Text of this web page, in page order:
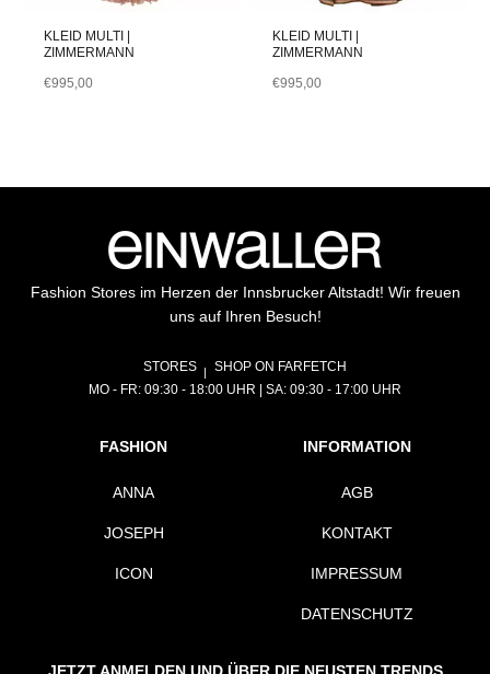
KLEID MULTI |
ZIMMERMANN
€995,00
KLEID MULTI |
ZIMMERMANN
€995,00
Fashion Stores im Herzen der Innsbrucker Altstadt! Wir freuen
uns auf Ihren Besuch!
STORES
SHOP ON FARFETCH
MO - FR: 09:30 - 18:00 UHR | SA: 09:30 - 17:00 UHR
FASHION
ANNA
JOSEPH
ICON
INFORMATION
AGB
KONTAKT
IMPRESSUM
DATENSCHUTZ
JETZT ANMELDEN UND ÜBER DIE NEUSTEN TRENDS